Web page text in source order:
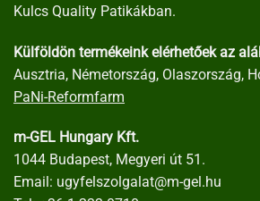
Kulcs Quality Patikákban.
Külföldön termékeink elérhetőek az
Ausztria, Németország, Olaszország,
PaNi-Reformfarm
m-GEL Hungary Kft.
1044 Budapest, Megyeri út 51.
Email: ugyfelszolgalat@m-gel.hu